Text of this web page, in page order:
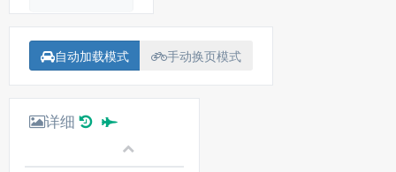
自动加载模式 手动换页模式
详细